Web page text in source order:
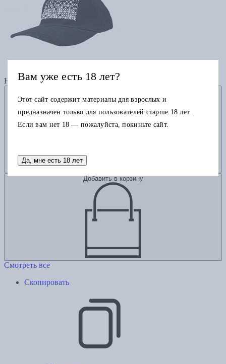
Нет в наличии
Добавить в корзину
Смотреть все
Скопировать
Вам уже есть 18 лет?
Этот сайт содержит материалы для взрослых и
предназначен только для пользователей старше 18 лет.
Если вам нет 18 — пожалуйста, покиньте сайт.
Да, мне есть 18 лет